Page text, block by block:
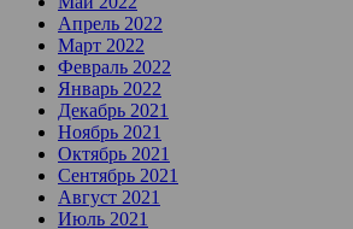
Апрель 2022
Март 2022
Февраль 2022
Январь 2022
Декабрь 2021
Ноябрь 2021
Октябрь 2021
Сентябрь 2021
Август 2021
Июль 2021